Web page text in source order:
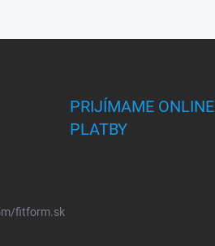
fitform.sk
PRIJÍMAME ONLINE
PLATBY